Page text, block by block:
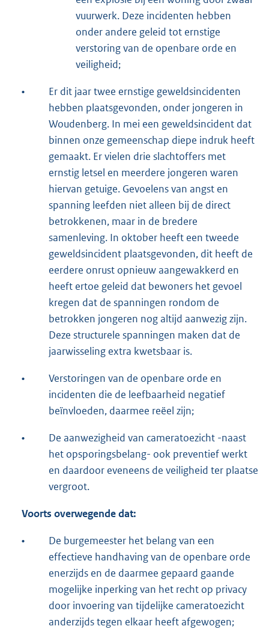
vuurwerk. Deze incidenten hebben
onder andere geleid tot ernstige
verstoring van de openbare orde en
veiligheid;
•
Er dit jaar twee ernstige geweldsincidenten
hebben plaatsgevonden, onder jongeren in
Woudenberg. In mei een geweldsincident dat
binnen onze gemeenschap diepe indruk heeft
gemaakt. Er vielen drie slachtoffers met
ernstig letsel en meerdere jongeren waren
hiervan getuige. Gevoelens van angst en
spanning leefden niet alleen bij de direct
betrokkenen, maar in de bredere
samenleving. In oktober heeft een tweede
geweldsincident plaatsgevonden, dit heeft de
eerdere onrust opnieuw aangewakkerd en
heeft ertoe geleid dat bewoners het gevoel
kregen dat de spanningen rondom de
betrokken jongeren nog altijd aanwezig zijn.
Deze structurele spanningen maken dat de
jaarwisseling extra kwetsbaar is.
•
Verstoringen van de openbare orde en
incidenten die de leefbaarheid negatief
beïnvloeden, daarmee reëel zijn;
•
De aanwezigheid van cameratoezicht -naast
het opsporingsbelang- ook preventief werkt
en daardoor eveneens de veiligheid ter plaatse
vergroot.
Voorts overwegende dat:
•
De burgemeester het belang van een
effectieve handhaving van de openbare orde
enerzijds en de daarmee gepaard gaande
mogelijke inperking van het recht op privacy
door invoering van tijdelijke cameratoezicht
anderzijds tegen elkaar heeft afgewogen;